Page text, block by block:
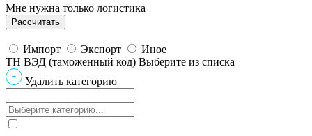
Мне нужна только логистика
Импорт Экспорт
Иное
ТН ВЭД (таможенный код) Выберите из списка
Удалить категорию